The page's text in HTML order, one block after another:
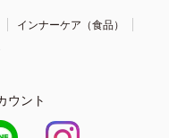
インナーケア（食品）
ウント